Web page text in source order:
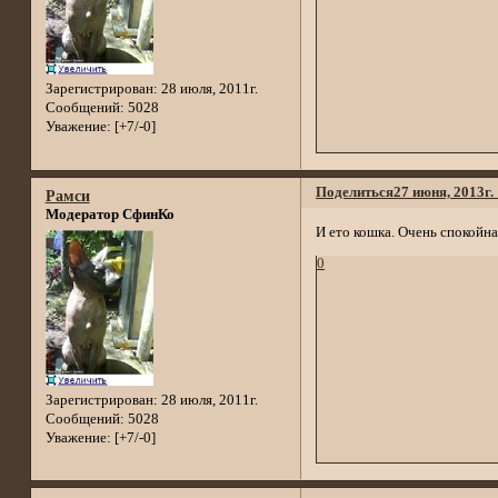
Зарегистрирован: 28 июля, 2011г.
Сообщений: 5028
Уважение: [+7/-0]
Поделиться27 июня, 2013г.
Рамси
Модератор СфинКо
Зарегистрирован: 28 июля, 2011г.
Сообщений: 5028
Уважение: [+7/-0]
И ето кошка. Очень
0